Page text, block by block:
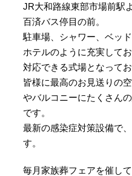
JR大和路線東部市場前駅
百済バス停目の前。
駐車場、シャワー、ベッ
ホテルのように充実して
対応できる式場となって
皆様に最高のお見送りの
やバルコニーにたくさん
です。
最新の感染症対策設備で
す。
毎月家族葬フェアを催し